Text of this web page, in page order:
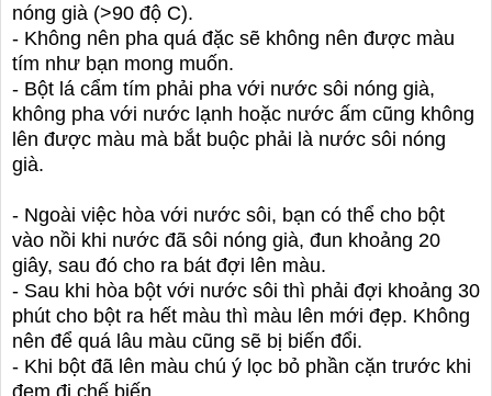
nóng già (>90 độ C).
- Không nên pha quá đặc sẽ không nên được màu
tím như bạn mong muốn.
- Bột lá cẩm tím phải pha với nước sôi nóng già,
không pha với nước lạnh hoặc nước ấm cũng không
lên được màu mà bắt buộc phải là nước sôi nóng
già.
- Ngoài việc hòa với nước sôi, bạn có thể cho bột
vào nồi khi nước đã sôi nóng già, đun khoảng 20
giây, sau đó cho ra bát đợi lên màu.
- Sau khi hòa bột với nước sôi thì phải đợi khoảng 30
phút cho bột ra hết màu thì màu lên mới đẹp. Không
nên để quá lâu màu cũng sẽ bị biến đổi.
- Khi bột đã lên màu chú ý lọc bỏ phần cặn trước khi
đem đi chế biến.